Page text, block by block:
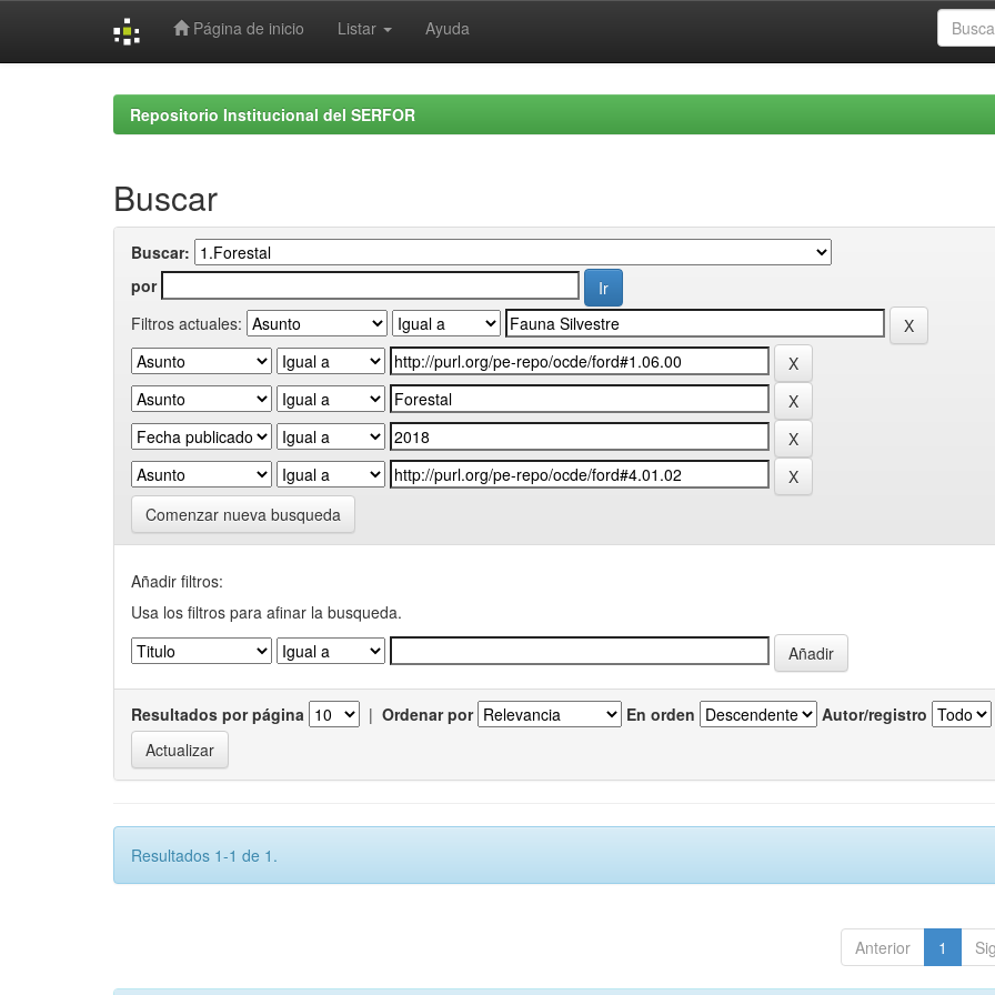
Página de inicio Listar Ayuda
Repositorio Institucional del SERFOR
Buscar
Buscar:
por
Filtros actuales:
Comenzar nueva busqueda
Añadir filtros:
Usa los filtros para afinar la busqueda.
Resultados por página | Ordenar por En orden Autor/registro
Resultados 1-1 de 1.
Anterior 1